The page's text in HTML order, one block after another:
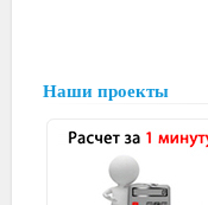
Наши проекты